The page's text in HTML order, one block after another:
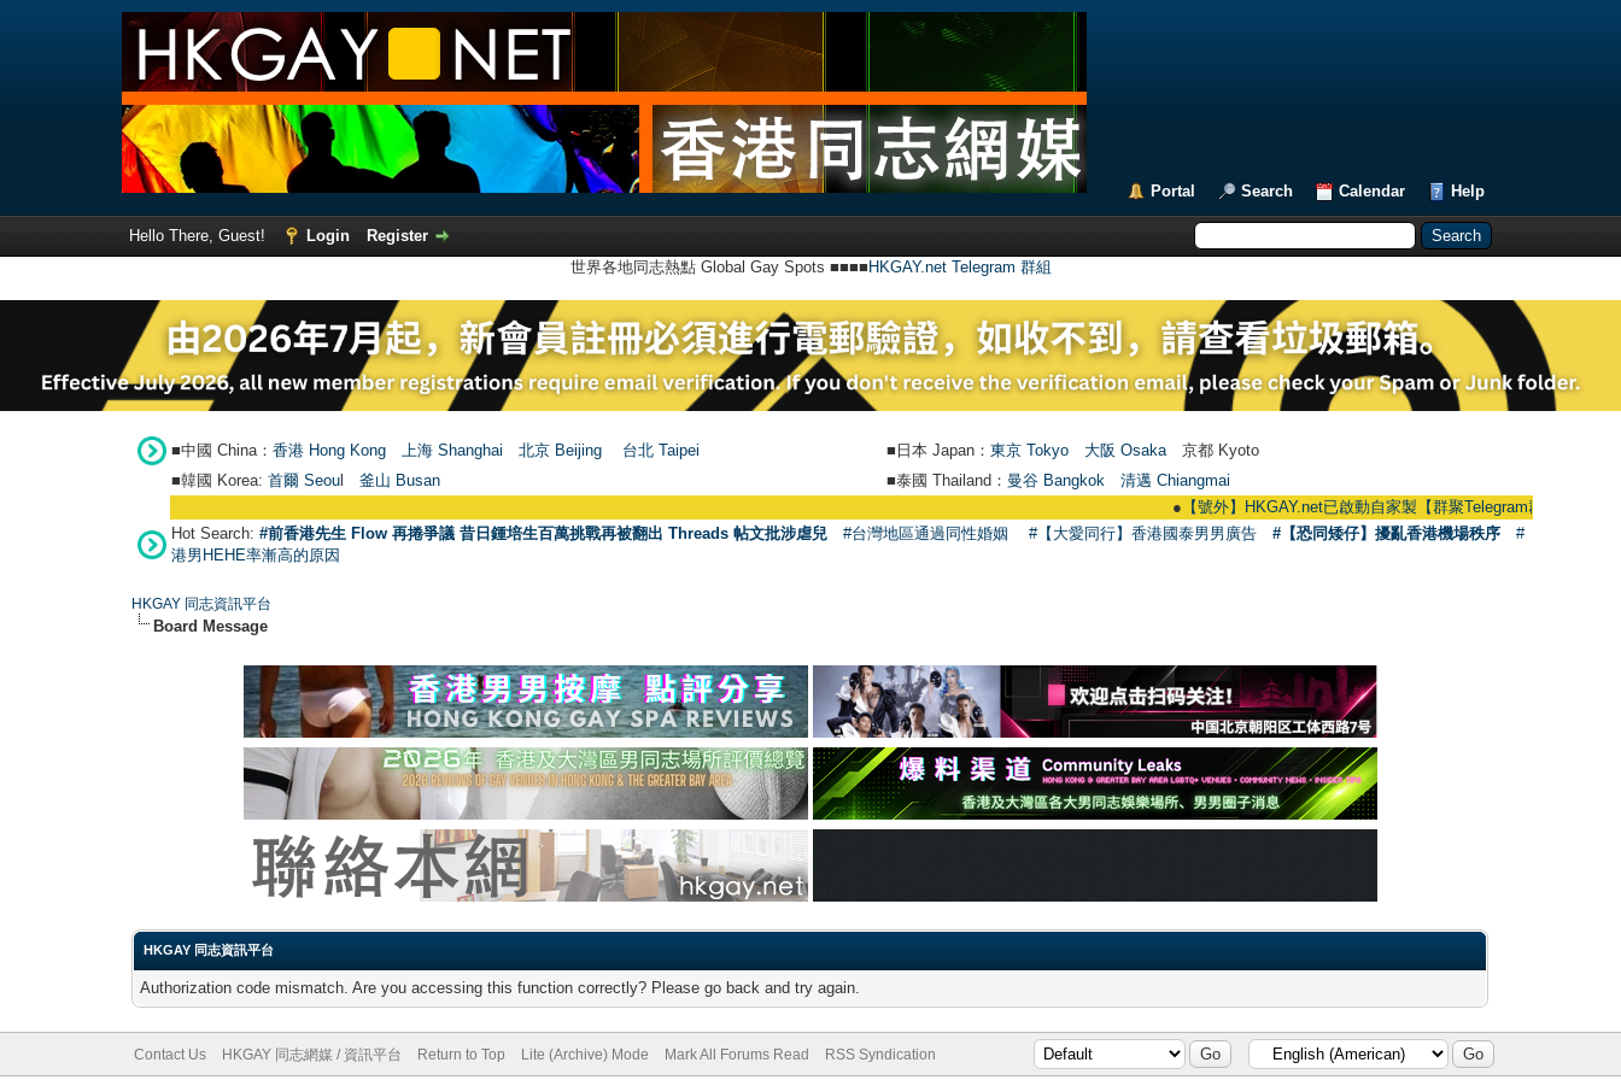
Portal Search Calendar Help
Hello There, Guest! Login
Register
世界各地同志熱點 Global Gay Spots ■■■■ HKGAY.net Telegram 群組
■中國 China： 香港 Hong Kong 上海 Shanghai 北京 Beijing 台北 Taipei ■日本 Japan： 東京 Tokyo 大阪 Osaka 京都 Kyoto
■韓國 Korea: 首爾 Seou 釜山 Busan ■泰國 Thailand： 曼谷 Bangkok
清邁 Chiangmai
【號外】HKGAY.net已啟動自家製【群聚Telegram群組】
Hot Search: #前香港先生 Flow 再捲爭議 昔日鍾培生百萬挑戰再被翻出 Threads 帖文批涉虐兒 #台灣地區通過同性婚姻 #【大愛同行】香港國泰男男廣告 #【恐同矮仔】擾亂香港機場秩序
#
港男HEHE率漸高的原因
HKGAY 同志資訊平台
Board Message
HKGAY 同志資訊平台
Authorization code mismatch. Are you accessing this function correctly? Please go back and try again.
Contact Us HKGAY 同志網媒 / 資訊平台 Return to Top Lite (Archive) Mode Mark All Forums Read RSS Syndication